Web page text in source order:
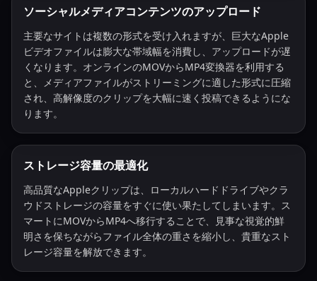
ソーシャルメディアコンテンツのアップロード
主要なサイトは複数の形式を受け入れますが、巨大なApple
ビデオファイルは膨大な帯域幅を消費し、アップロードが遅
くなります。オンラインのMOVからMP4変換器を利用する
と、メディアファイルがストリーミングに適した形式に圧縮
され、高解像度のクリップを大幅に速く投稿できるようにな
ります。
ストレージ容量の最適化
高品質なAppleクリップは、ローカルハードドライブやクラ
ウドストレージの容量をすぐに使い果たしてしまいます。ス
マートにMOVからMP4へ移行することで、見事な視覚的鮮
明さを保ちながらファイル全体の重さを縮小し、貴重なスト
レージ容量を解放できます。